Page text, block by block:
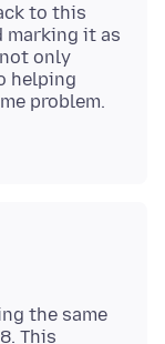
to this
marking it as
only
helping
problem.
the same
This